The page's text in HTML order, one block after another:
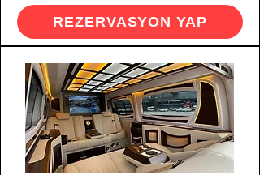
REZERVASYON YAP